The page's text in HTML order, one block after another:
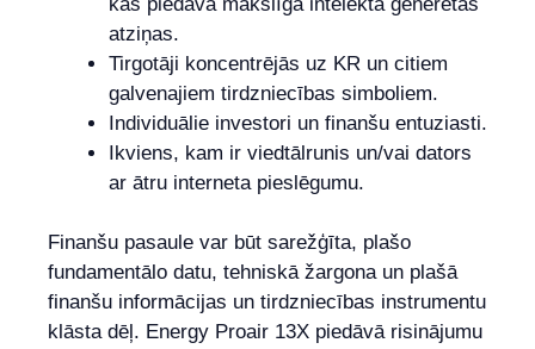
atziņas.
Tirgotāji koncentrējās uz KR un citiem
galvenajiem tirdzniecības simboliem.
Individuālie investori un finanšu entuziasti.
Ikviens, kam ir viedtālrunis un/vai dators
ar ātru interneta pieslēgumu.
Finanšu pasaule var būt sarežģīta, plašo
fundamentālo datu, tehniskā žargona un plašā
finanšu informācijas un tirdzniecības instrumentu
klāsta dēļ. Energy Proair 13X piedāvā risinājumu